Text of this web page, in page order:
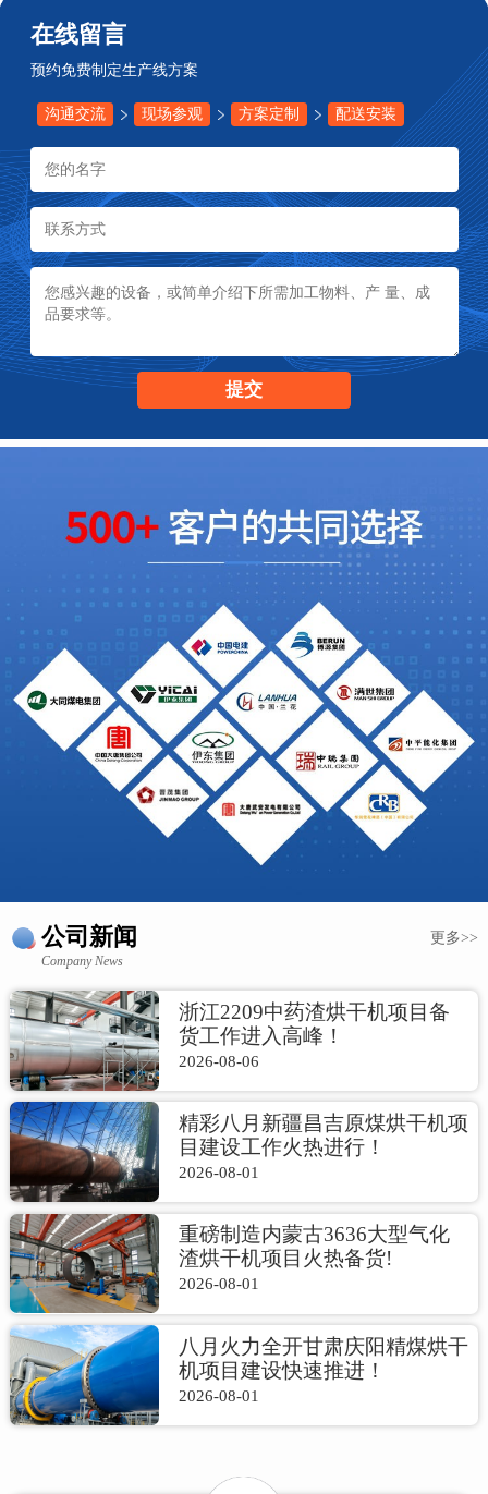
在线留言
预约免费制定生产线方案
沟通交流 现场参观 方案定制 配送安装
公司新闻 更多>>
Company News
浙江2209中药渣烘干机项目备
货工作进入高峰！
2026-08-06
精彩八月新疆昌吉原煤烘干机项
目建设工作火热进行！
2026-08-01
重磅制造内蒙古3636大型气化
渣烘干机项目火热备货!
2026-08-01
八月火力全开甘肃庆阳精煤烘干
机项目建设快速推进！
2026-08-01